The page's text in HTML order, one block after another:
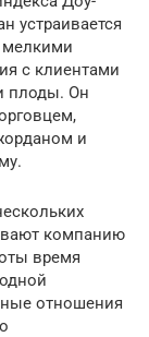
устраивается
мелкими
с клиентами
плоды. Он
и
компанию
время
отношения